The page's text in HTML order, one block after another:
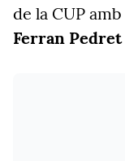
de la CUP amb
Ferran Pedret